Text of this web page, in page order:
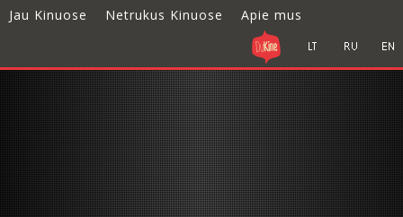
Jau Kinuose Netrukus Kinuose Apie mus